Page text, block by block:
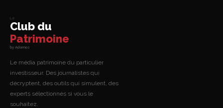
Le
Club du
Patrimoine
by Adomos
Le média patrimoine du particulier
investisseur. Des journalistes qui
décryptent, des outils qui simulent, des
experts sélectionnés si vous le
souhaitez.